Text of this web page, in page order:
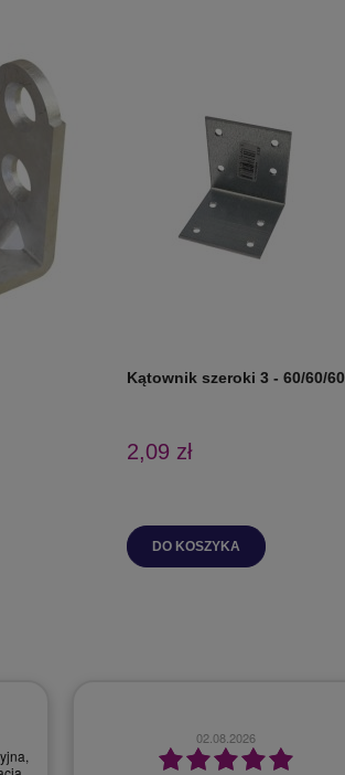
Kątownik szeroki 3 - 60/60/60
2,09 zł
DO KOSZYKA